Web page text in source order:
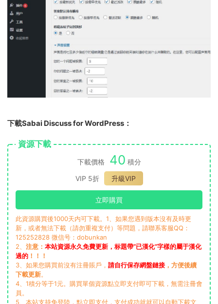
下載Sabai Discuss for WordPress：
資源下載
下載價格 40 積分
VIP 5折
升級VIP
立即購買
此資源購買後1000天内可下載。1、如果您遇到版本沒有及時更
新，或者無法下載（請勿重複支付）等問題，請聯系客服QQ：
125252828 微信号：dobunkan
2、 注意： 本站資源永久免費更新，标題帶“已漢化”字樣的屬于漢化
過的 ！！！
3、如果您購買前沒有注冊賬戶， 請自行保存網盤鏈接 ，方便後續
下載更新。
4、1積分等于1元。購買單個資源點立即支付即可下載，無需注冊會
員。
5、本站支持免登陸，點立即支付，支付成功就就可以自動下載文